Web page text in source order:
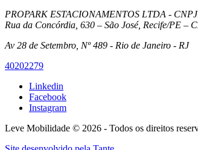
PROPARK ESTACIONAMENTOS LTDA -
Rua da Concórdia, 630 – São José, Recife/PE –
Av 28 de Setembro, Nº 489 - Rio de Janeiro - RJ
40202279
Linkedin
Facebook
Instagram
Leve Mobilidade © 2026 - Todos os direitos